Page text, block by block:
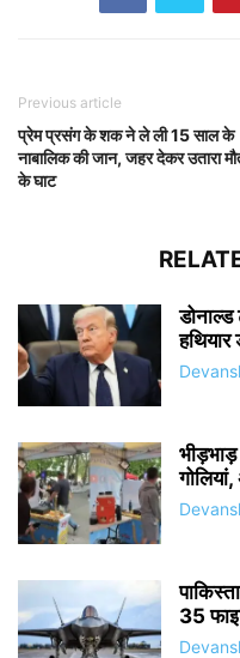
Previous article
प्रेम प्रसंग के शक ने ले ली 15 साल के
नाबालिक की जान, जहर देकर उतारा
के घाट
डोनाल्ड
35